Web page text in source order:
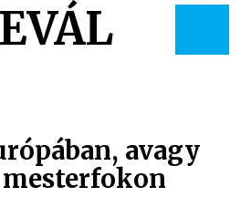
avagy